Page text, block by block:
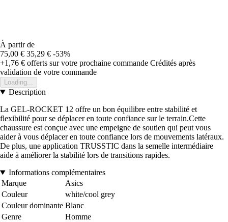
À partir de
75,00 € 35,29 € -53%
+1,76 € offerts sur votre prochaine commande Crédités après
validation de votre commande
Loading...
Description
La GEL-ROCKET 12 offre un bon équilibre entre stabilité et
flexibilité pour se déplacer en toute confiance sur le terrain.Cette
chaussure est conçue avec une empeigne de soutien qui peut vous
aider à vous déplacer en toute confiance lors de mouvements latéraux.
De plus, une application TRUSSTIC dans la semelle intermédiaire
aide à améliorer la stabilité lors de transitions rapides.
Informations complémentaires
Marque
Asics
Couleur
white/cool grey
Couleur dominante Blanc
Genre
Homme